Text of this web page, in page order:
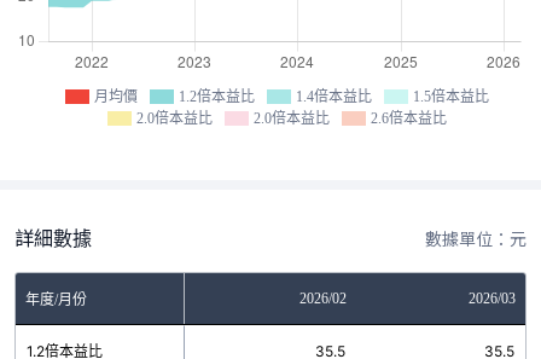
月均價 1.2倍本益比 1.4倍本益比
1.5倍本益比
2.0倍本益比
2.0倍本益比 2.6倍本益比
詳細數據 數據單位：元
年度/月份 2026/02 2026/03
1.2倍本益比 35.5 35.5